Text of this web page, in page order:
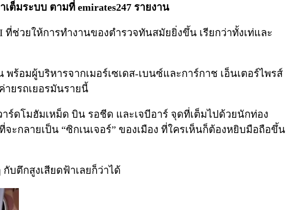
เต็มระบบ ตามที่ emirates247 รายงาน
ช่วยให้การทำงานของตำรวจทันสมัยยิ่งขึ้น เรียกว่าทั้งเท่และ
อมผู้บริหารจากเมอร์เซเดส-เบนซ์และการ์กาช เอ็นเตอร์ไพรส์
ยรถเยอรมันรายนี้
ดโมฮัมเหม็ด บิน รอชีด และเจบีอาร์ จุดที่เต็มไปด้วยนักท่อง
กลายเป็น “ซิกเนเจอร์” ของเมือง ที่ใครเห็นก็ต้องหยิบมือถือขึ้น
บตึกสูงเสียดฟ้าเลยก็ว่าได้